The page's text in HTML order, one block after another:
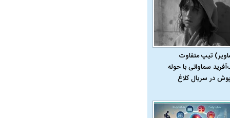
تیپ متفاوت
سماواتی با حوله
در سریال کلاغ